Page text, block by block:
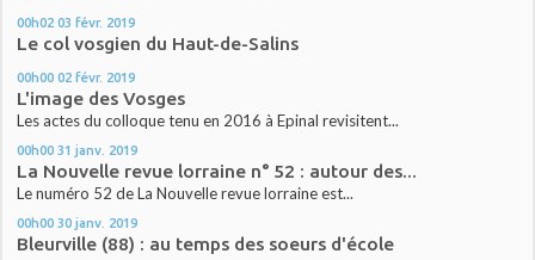
00h02 03 févr. 2019
Le col vosgien du Haut-de-Salins
00h00 02 févr. 2019
L'image des Vosges
Les actes du colloque tenu en 2016 à Epinal revisitent...
00h00 31 janv. 2019
La Nouvelle revue lorraine n° 52 : autour des...
Le numéro 52 de La Nouvelle revue lorraine est...
00h00 30 janv. 2019
Bleurville (88) : au temps des soeurs d'école